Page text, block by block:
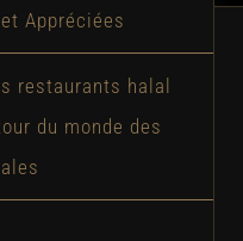
Appréciées
restaurants halal
du monde des